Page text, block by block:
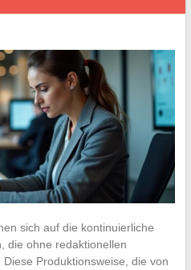
sich auf die kontinuierliche
die ohne redaktionellen
Produktionsweise, die von